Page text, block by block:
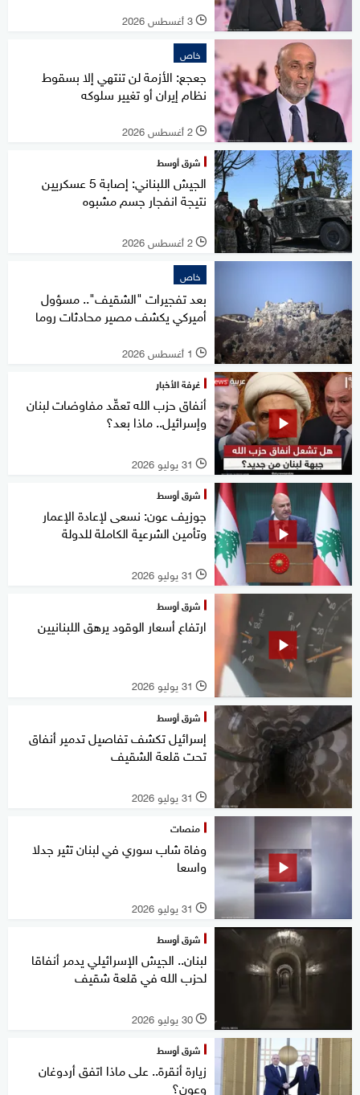
l 3 أغسطس 2026
خاص
جعجع: الأزمة لن تنتهي إلا بسقوط
نظام إيران أو تغيير سلوكه
l 2 أغسطس 2026
شرق أوسط
الجيش اللبناني: إصابة 5 عسكريين
نتيجة انفجار جسم مشبوه
l 2 أغسطس 2026
خاص
بعد تفجيرات "الشقيف".. مسؤول
أميركي يكشف مصير محادثات روما
l 1 أغسطس 2026
غرفة الأخبار
أنفاق حزب الله تعقّد مفاوضات لبنان
وإسرائيل.. ماذا بعد؟
l 31 يوليو 2026
شرق أوسط
جوزيف عون: نسعى لإعادة الإعمار
وتأمين الشرعية الكاملة للدولة
l 31 يوليو 2026
شرق أوسط
ارتفاع أسعار الوقود يرهق اللبنانيين
l 31 يوليو 2026
شرق أوسط
إسرائيل تكشف تفاصيل تدمير أنفاق
تحت قلعة الشقيف
l 31 يوليو 2026
منصات
وفاة شاب سوري في لبنان تثير جدلا
واسعا
l 31 يوليو 2026
شرق أوسط
لبنان.. الجيش الإسرائيلي يدمر أنفاقا
لحزب الله في قلعة شقيف
l 30 يوليو 2026
شرق أوسط
زيارة أنقرة.. على ماذا اتفق أردوغان
وعون؟